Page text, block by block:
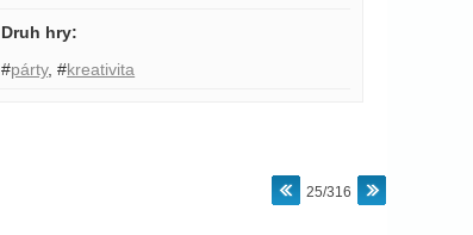
Druh hry:
#párty,#kreativita
25/316